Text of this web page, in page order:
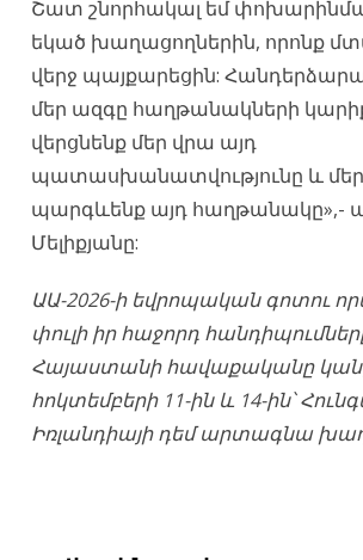
Շատ շնորհակալ եմ
եկած խաղացողներին, որոնք
վերջ պայքարեցին:
մեր ազգը հաղթանակների
վերցնենք մեր վրա այդ
պատասխանատվությունը և
պարգևենք այդ հաղթանակը»,-
Մելիքյանը:
ԱԱ-2026-ի եվրոպական գոտու
փուլի իր հաջորդ
Հայաստանի հավաքականը
հոկտեմբերի 11-ին և 14-ին՝
Իռլանդիայի դեմ արտագնա